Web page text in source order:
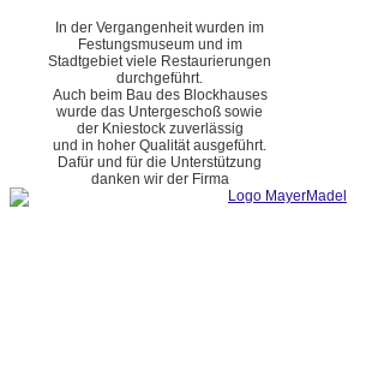
In der Vergangenheit wurden im
Festungsmuseum und im
Stadtgebiet viele Restaurierungen
durchgeführt.
Auch beim Bau des Blockhauses
wurde das Untergeschoß sowie
der Kniestock zuverlässig
und in hoher Qualität ausgeführt.
Dafür und für die Unterstützung
danken wir der Firma